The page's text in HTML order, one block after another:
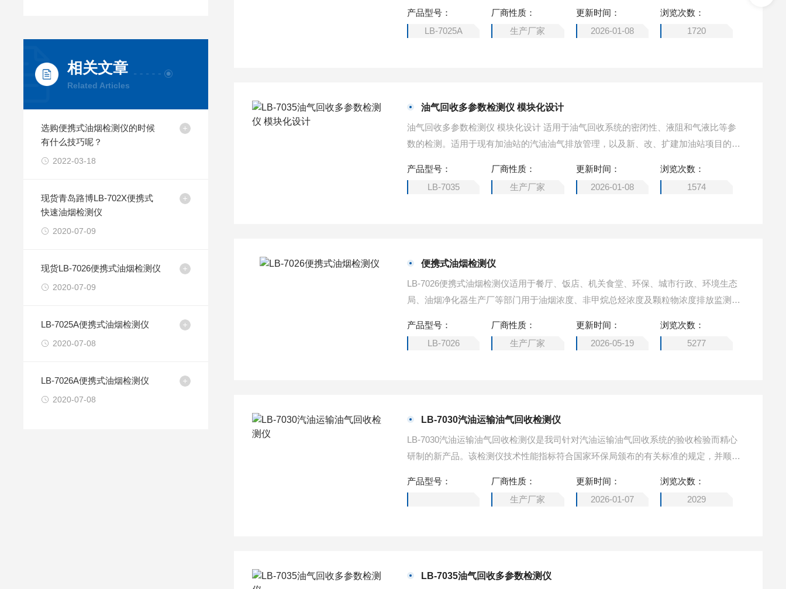
相关文章
Related Articles
选购便携式油烟检测仪的时候
有什么技巧呢？
2022-03-18
现货青岛路博LB-702X便携式
快速油烟检测仪
2020-07-09
现货LB-7026便携式油烟检测仪
2020-07-09
LB-7025A便携式油烟检测仪
2020-07-08
LB-7026A便携式油烟检测仪
2020-07-08
产品型号：
LB-7025A
厂商性质：
生产厂家
更新时间：
2026-01-08
浏览次数：
1720
油气回收多参数检测仪 模块化设计
油气回收多参数检测仪 模块化设计 适用于油气回收系统的密闭性、液阻和气液比等参
数的检测。适用于现有加油站的汽油油气排放管理，以及新、改、扩建加油站项目的环
产品型号：
LB-7035
厂商性质：
生产厂家
更新时间：
2026-01-08
浏览次数：
1574
便携式油烟检测仪
LB-7026便携式油烟检测仪适用于餐厅、饭店、机关食堂、环保、城市行政、环境生态
局、油烟净化器生产厂等部门用于油烟浓度、非甲烷总烃浓度及颗粒物浓度排放监测及
产品型号：
LB-7026
厂商性质：
生产厂家
更新时间：
2026-05-19
浏览次数：
5277
LB-7030汽油运输油气回收检测仪
LB-7030汽油运输油气回收检测仪是我司针对汽油运输油气回收系统的验收检验而精心
研制的新产品。该检测仪技术性能指标符合国家环保局颁布的有关标准的规定，并顺利
产品型号：
厂商性质：
生产厂家
更新时间：
2026-01-07
浏览次数：
2029
LB-7035油气回收多参数检测仪